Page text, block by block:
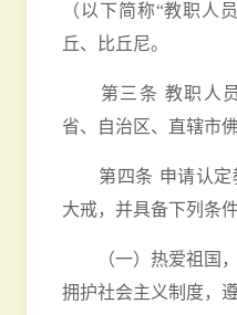
（以下简称“教职人
丘、比丘尼。
第三条 教职人员
省、自治区、直辖市
第四条 申请认定
大戒，并具备下列条件
（一）热爱祖国，
拥护社会主义制度，